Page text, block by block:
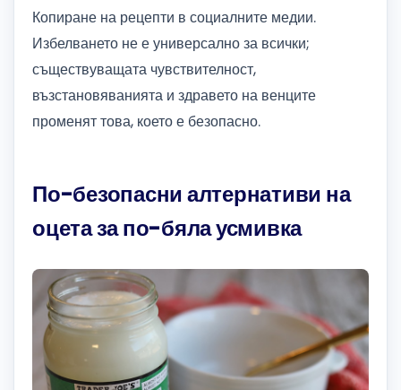
Копиране на рецепти в социалните медии.
Избелването не е универсално за всички;
съществуващата чувствителност,
възстановяванията и здравето на венците
променят това, което е безопасно.
По-безопасни алтернативи на
оцета за по-бяла усмивка